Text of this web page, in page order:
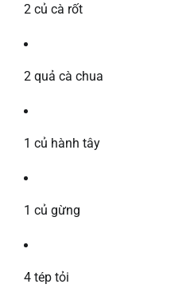
2 củ cà rốt
2 quả cà chua
1 củ hành tây
1 củ gừng
4 tép tỏi